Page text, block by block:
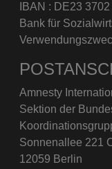
IBAN : DE23
Bank für
Amnesty
Sektion der
Sonnenallee 221
12059 Berlin